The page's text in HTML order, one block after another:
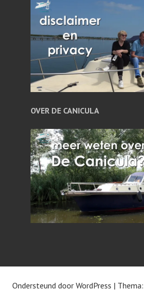
OVER DE CANICULA
Ondersteund door WordPress |